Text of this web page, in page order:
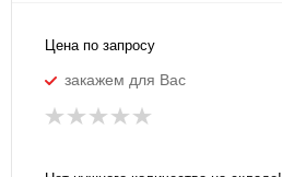
Цена по запросу
закажем для Вас